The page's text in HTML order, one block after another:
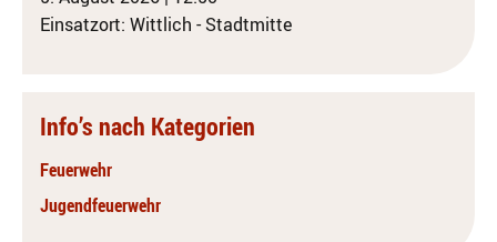
Einsatzort: Wittlich - Stadtmitte
Info’s nach Kategorien
Feuerwehr
Jugendfeuerwehr